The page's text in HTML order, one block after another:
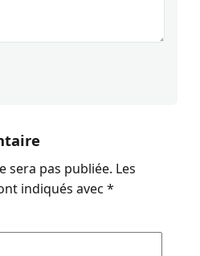
sera pas publiée. Les
indiqués avec *